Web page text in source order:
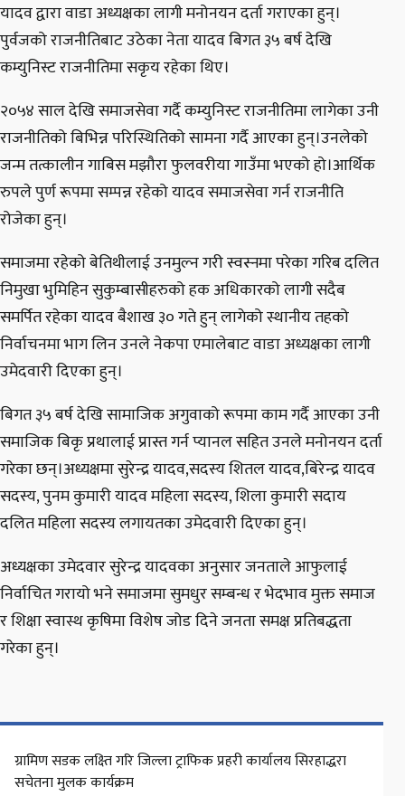
यादव द्वारा वाडा अध्यक्षका लागी मनोनयन दर्ता गराएका हुन्।
पुर्वजको राजनीतिबाट उठेका नेता यादव बिगत ३५ बर्ष देखि
कम्युनिस्ट राजनीतिमा सकृय रहेका थिए।
२०५४ साल देखि समाजसेवा गर्दै कम्युनिस्ट राजनीतिमा लागेका उनी
राजनीतिको बिभिन्न परिस्थितिको सामना गर्दै आएका हुन्।उनलेको
जन्म तत्कालीन गाबिस मझौरा फुलवरीया गाउँमा भएको हो।आर्थिक
रुपले पुर्ण रूपमा सम्पन्न रहेको यादव समाजसेवा गर्न राजनीति
रोजेका हुन्।
समाजमा रहेको बेतिथीलाई उनमुल्न गरी स्वस्नमा परेका गरिब दलित
निमुखा भुमिहिन सुकुम्बासीहरुको हक अधिकारको लागी सदैब
समर्पित रहेका यादव बैशाख ३० गते हुन् लागेको स्थानीय तहको
निर्वाचनमा भाग लिन उनले नेकपा एमालेबाट वाडा अध्यक्षका लागी
उमेदवारी दिएका हुन्।
बिगत ३५ बर्ष देखि सामाजिक अगुवाको रूपमा काम गर्दै आएका उनी
समाजिक बिकृ प्रथालाई प्रास्त गर्न प्यानल सहित उनले मनोनयन दर्ता
गरेका छन्।अध्यक्षमा सुरेन्द्र यादव,सदस्य शितल यादव,बिरेन्द्र यादव
सदस्य, पुनम कुमारी यादव महिला सदस्य, शिला कुमारी सदाय
दलित महिला सदस्य लगायतका उमेदवारी दिएका हुन्।
अध्यक्षका उमेदवार सुरेन्द्र यादवका अनुसार जनताले आफुलाई
निर्वाचित गरायो भने समाजमा सुमधुर सम्बन्ध र भेदभाव मुक्त समाज
र शिक्षा स्वास्थ कृषिमा विशेष जोड दिने जनता समक्ष प्रतिबद्धता
गरेका हुन्।
ग्रामिण सडक लक्ष्ति गरि जिल्ला ट्राफिक प्रहरी कार्यालय सिरहाद्धरा
सचेतना मुलक कार्यक्रम